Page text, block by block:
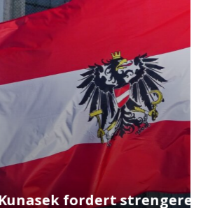
strengere Regeln